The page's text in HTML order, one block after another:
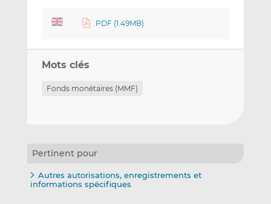
PDF (1.49MB)
Mots clés
Fonds monétaires (MMF)
Pertinent pour
Autres autorisations, enregistrements et
informations spécifiques